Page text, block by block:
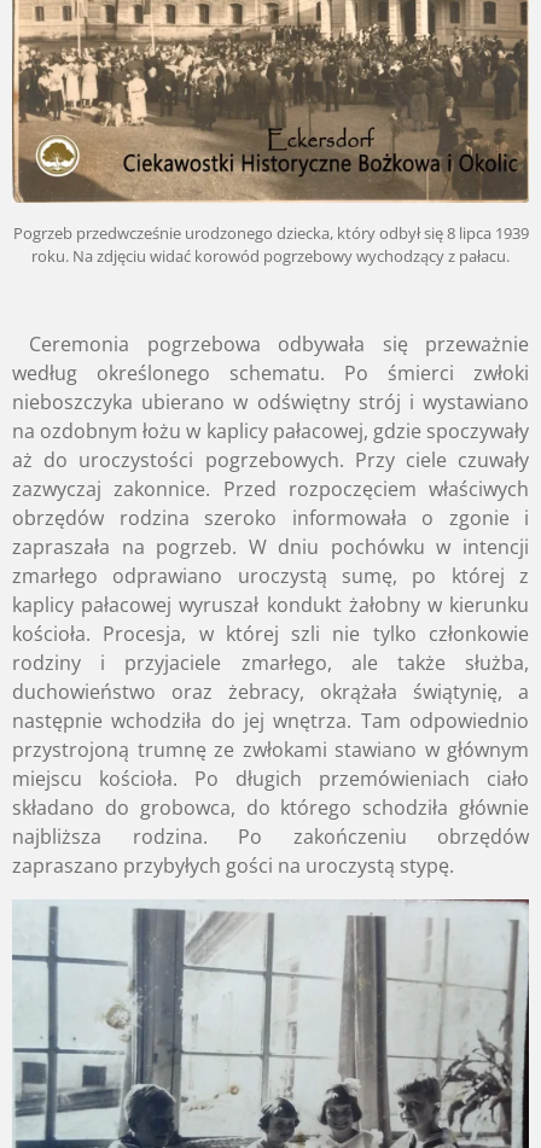
Pogrzeb przedwcześnie urodzonego dziecka, który odbył się 8 lipca 1939
roku. Na zdjęciu widać korowód pogrzebowy wychodzący z pałacu.
Ceremonia pogrzebowa odbywała się przeważnie
według określonego schematu. Po śmierci zwłoki
nieboszczyka ubierano w odświętny strój i wystawiano
na ozdobnym łożu w kaplicy pałacowej, gdzie spoczywały
aż do uroczystości pogrzebowych. Przy ciele czuwały
zazwyczaj zakonnice. Przed rozpoczęciem właściwych
obrzędów rodzina szeroko informowała o zgonie i
zapraszała na pogrzeb. W dniu pochówku w intencji
zmarłego odprawiano uroczystą sumę, po której z
kaplicy pałacowej wyruszał kondukt żałobny w kierunku
kościoła. Procesja, w której szli nie tylko członkowie
rodziny i przyjaciele zmarłego, ale także służba,
duchowieństwo oraz żebracy, okrążała świątynię, a
następnie wchodziła do jej wnętrza. Tam odpowiednio
przystrojoną trumnę ze zwłokami stawiano w głównym
miejscu kościoła. Po długich przemówieniach ciało
składano do grobowca, do którego schodziła głównie
najbliższa rodzina. Po zakończeniu obrzędów
zapraszano przybyłych gości na uroczystą stypę.